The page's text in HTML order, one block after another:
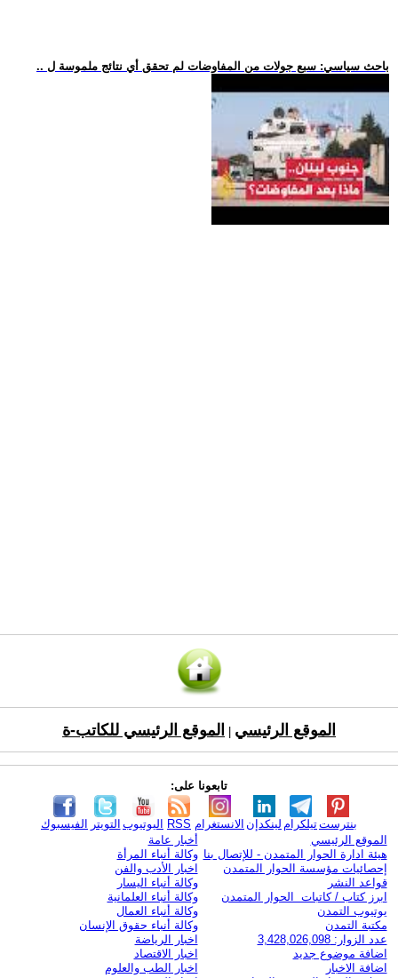
.. باحث سياسي: سبع جولات من المفاوضات لم تحقق أي نتائج ملموسة ل
الموقع الرئيسي الموقع الرئيسي للكاتب-ة
تابعونا على:
الفيسبوك التويتر اليوتيوب RSS الانستغرام لينكدإن تيلكرامبنترست
الموقع الرئيسي
هيئة ادارة الحوار المتمدن - للإتصال بنا
إحصائيات مؤسسة الحوار المتمدن
قواعد النشر
ابرز كتاب / كاتبات الحوار المتمدن
يوتيوب التمدن
مكتبة التمدن
عدد الزوار: 3,428,026,098
اضافة موضوع جديد
اضافة الاخبار
أخبار عامة
وكالة أنباء المرأة
اخبار الأدب والفن
وكالة أنباء اليسار
وكالة أنباء العلمانية
وكالة أنباء العمال
وكالة أنباء حقوق الإنسان
اخبار الرياضة
اخبار الاقتصاد
اخبار الطب والعلوم